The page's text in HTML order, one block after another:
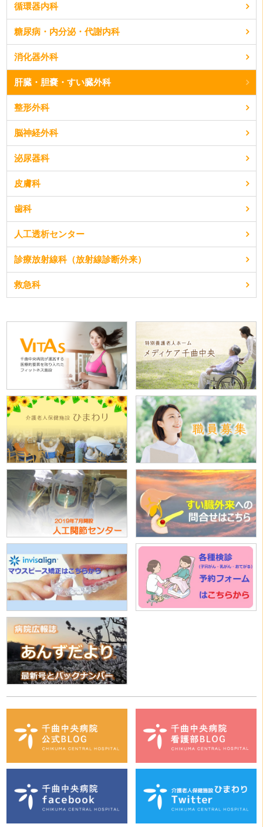
循環器内科
糖尿病・内分泌・代謝内科
消化器外科
肝臓・胆嚢・すい臓外科
整形外科
脳神経外科
泌尿器科
皮膚科
歯科
人工透析センター
診療放射線科（放射線診断外来）
救急科